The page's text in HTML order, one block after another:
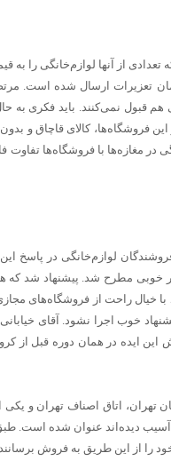
از آنها لوازم‌خانگی را به
تعزیرات ارسال شده است.
هم قبول نمی‌کنند. باید فکری
فروشگاه‌ها، کالای قاچاق و
مغازه‌ها با فروشگاه‌ها تفاوت
لوازم‌خانگی در پاسخ
خوبی مطرح شد. پیشنهاد شد که
با خیال راحت از فروشگاه‌های
خوب اجرا نشود. آقای خیابانی
ایده در همان دوره قبل از
تهران، اتاق اصناف تهران و
دیده‌اند عنوان شده است.
را از این طریق به فروش